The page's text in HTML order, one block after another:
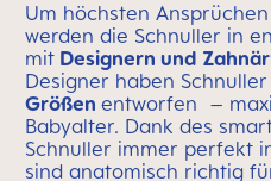
Um höchsten
werden die Schnuller in
mit Designern und
Designer haben Schnuller
Größen entworfen –
Babyalter. Dank des
Schnuller immer perfekt
sind anatomisch richtig